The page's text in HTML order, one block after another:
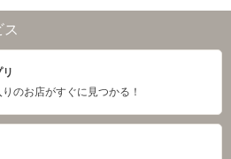
のお店がすぐに見つかる！